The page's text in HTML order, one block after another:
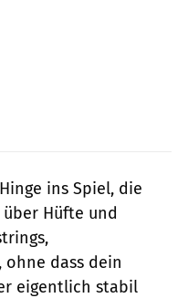
ins Spiel, die
Hüfte und
ohne dass dein
eigentlich stabil